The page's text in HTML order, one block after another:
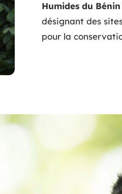
Humides du
désignant des
pour la